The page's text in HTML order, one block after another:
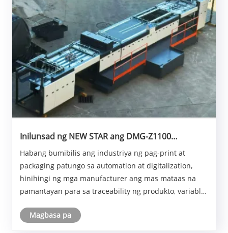
Inilunsad ng NEW STAR ang DMG-Z1100
Intelligent Variable Printing at Quality Inspection
Habang bumibilis ang industriya ng pag-print at
packaging patungo sa automation at digitalization,
hinihingi ng mga manufacturer ang mas mataas na
pamantayan para sa traceability ng produkto, variable
ang mga umuusbong na kinakailangan na ito, op......
Magbasa pa